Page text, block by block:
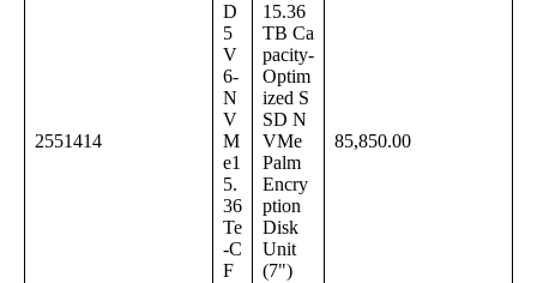
2551414
D
5
V
6-
N
V
M
e1
5.
36
Te
-C
F
15.36
TB Ca
pacity-
Optim
ized S
SD N
VMe
Palm
Encry
ption
Disk
Unit
(7")
85,850.00